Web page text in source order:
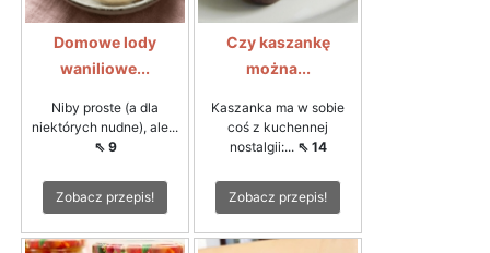
Domowe lody
waniliowe...
Niby proste (a dla
niektórych nudne), ale...
⇖ 9
Zobacz przepis!
Czy kaszankę
można...
Kaszanka ma w sobie
coś z kuchennej
nostalgii:... ⇖ 14
Zobacz przepis!